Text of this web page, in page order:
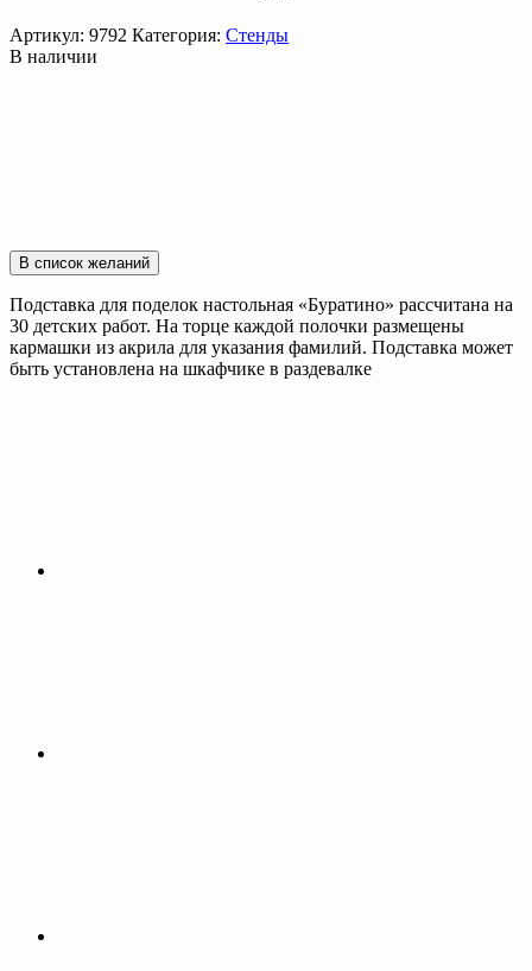
Артикул: 9792 Категория: Стенды
В наличии
В список желаний
Подставка для поделок настольная «Буратино» рассчитана на
30 детских работ. На торце каждой полочки размещены
кармашки из акрила для указания фамилий. Подставка может
быть установлена на шкафчике в раздевалке